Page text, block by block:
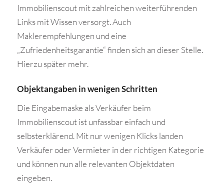
Immobilienscout mit zahlreichen weiterführenden
Links mit Wissen versorgt. Auch
Maklerempfehlungen und eine
„Zufriedenheitsgarantie“ finden sich an dieser Stelle.
Hierzu später mehr.
Objektangaben in wenigen Schritten
Die Eingabemaske als Verkäufer beim
Immobilienscout ist unfassbar einfach und
selbsterklärend. Mit nur wenigen Klicks landen
Verkäufer oder Vermieter in der richtigen Kategorie
und können nun alle relevanten Objektdaten
eingeben.